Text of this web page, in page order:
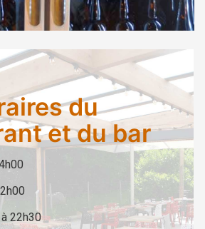
du
et du bar
22h30